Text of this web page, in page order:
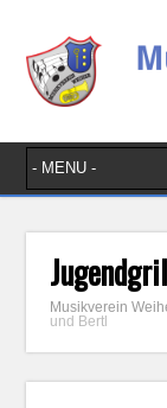
Musikverein
und Bertl